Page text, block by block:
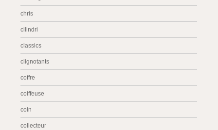
chris
cilindri
classics
clignotants
coffre
coiffeuse
coin
collecteur